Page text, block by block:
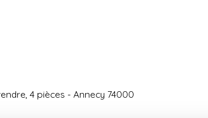
4 pièces - Annecy 74000